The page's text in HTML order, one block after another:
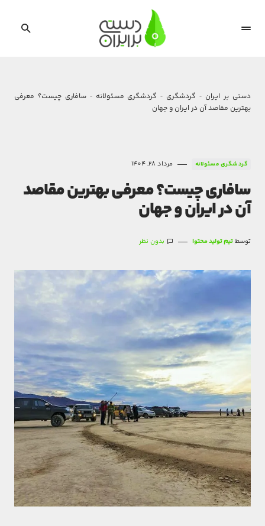
دستی بر ایران گردشگری گردشگری مسئولانه
سافاری چیست؟ معرفی
بهترین مقاصد آن در ایران و جهان
گردشگری مسئولانه مرداد 28, 1404
سافاری چیست؟ معرفی بهترین مقاصد
آن در ایران و جهان
توسطتیم تولید محتوا بدون نظر